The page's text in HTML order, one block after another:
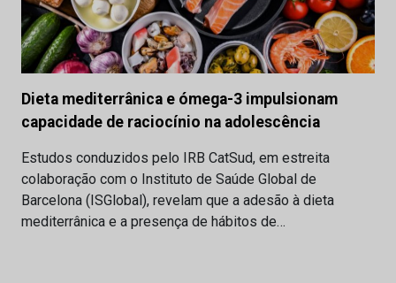
Dieta mediterrânica e ómega-3 impulsionam
capacidade de raciocínio na adolescência
Estudos conduzidos pelo IRB CatSud, em estreita
colaboração com o Instituto de Saúde Global de
Barcelona (ISGlobal), revelam que a adesão à dieta
mediterrânica e a presença de hábitos de…